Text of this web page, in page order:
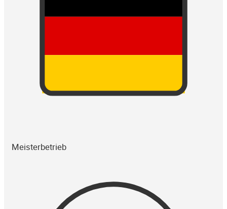
Meisterbetrieb